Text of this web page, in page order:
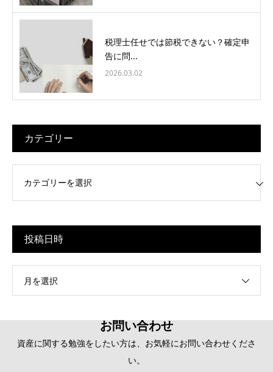
税理士任せでは節税できない？確定申
告に問...
2026.03.02
カテゴリー
投稿日時
月を選択
お問い合わせ
資産に関する勉強をしたい方は、お気軽にお問い合わせくださ
い。